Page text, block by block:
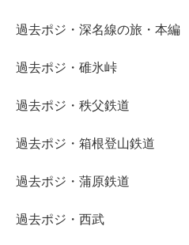
過去ポジ・深名線の旅・本編
過去ポジ・碓氷峠
過去ポジ・秩父鉄道
過去ポジ・箱根登山鉄道
過去ポジ・蒲原鉄道
過去ポジ・西武